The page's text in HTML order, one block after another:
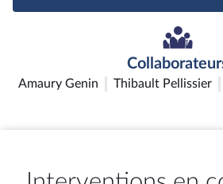
Amaury Genin Thibault Pellissier